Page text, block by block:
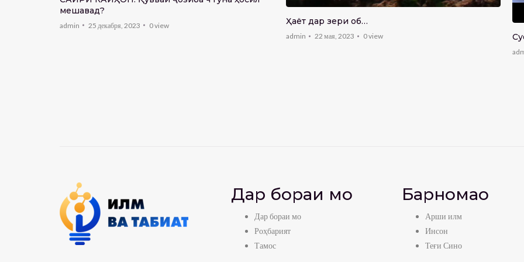
мешавад?
admin 25 декабря, 2023 0view Ҳаёт дар зери об…
admin 22 мая, 2023 0view
Дар бораи мо
Дар бораи мо
Роҳбарият
Тамос
Барномаҳо
Арши илм
Инсон
Теғи Сино